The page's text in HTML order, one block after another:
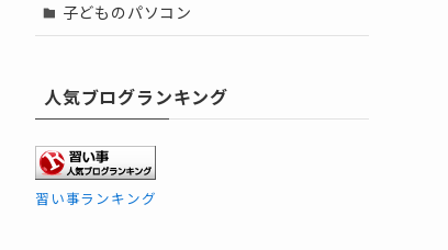
子どものパソコン
人気ブログランキング
習い事ランキング